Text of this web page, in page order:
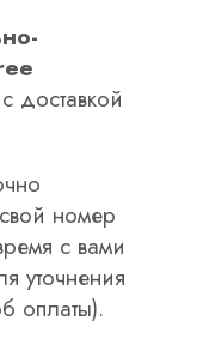
доставкой
свой номер
с вами
уточнения
оплаты).